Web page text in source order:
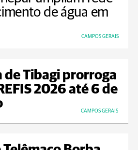
de água em
CAMPOS GERAIS
de Tibagi prorroga
2026 até 6 de
CAMPOS GERAIS